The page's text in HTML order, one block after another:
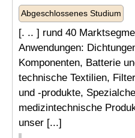
Abgeschlossenes Studium
[. .. ] rund 40
Anwendungen:
Komponenten, Batterie
technische Textilien,
und -produkte,
medizintechnische
unser [...]